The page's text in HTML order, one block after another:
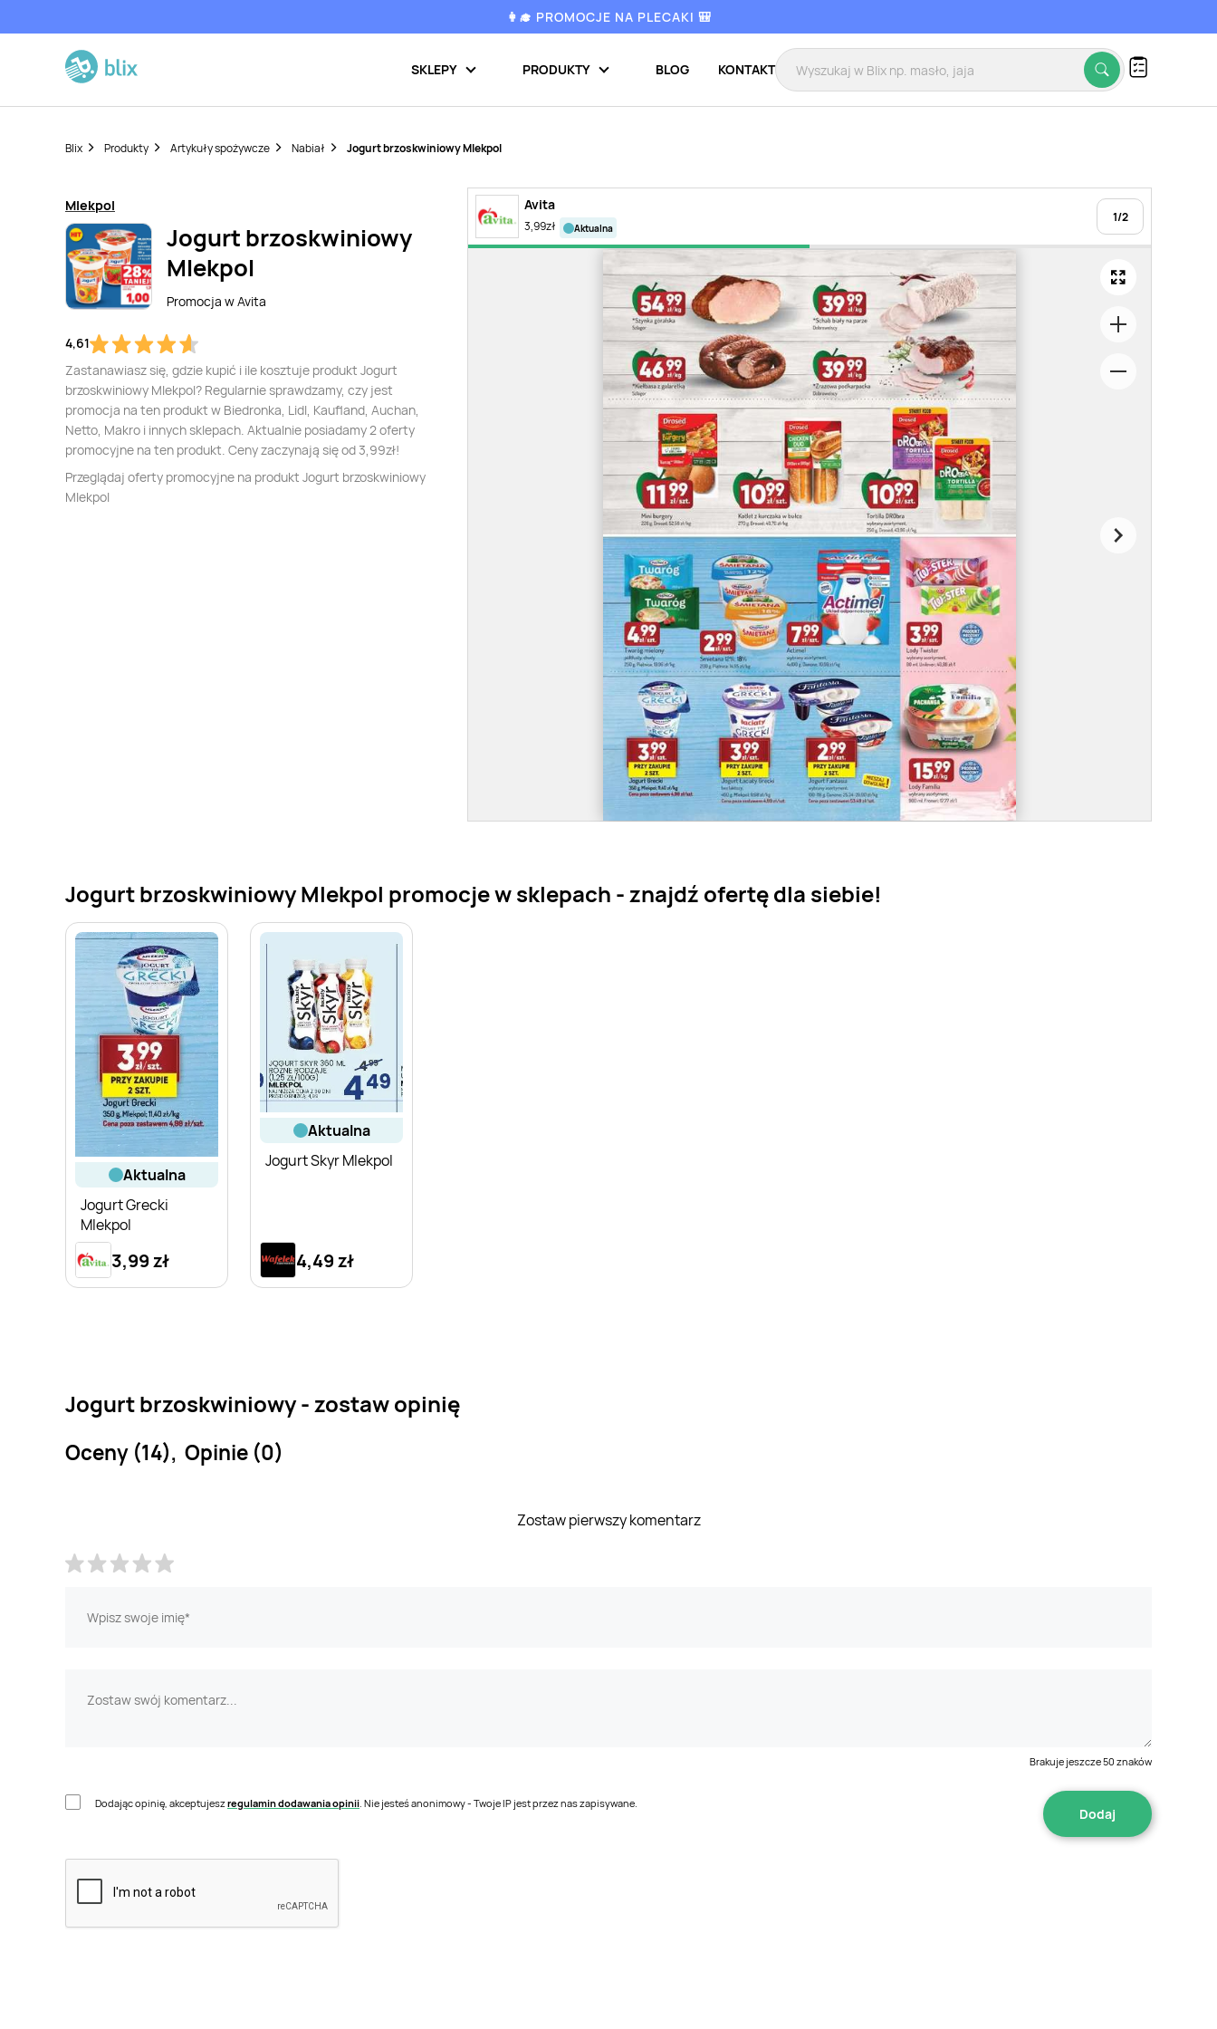
👩‍🎓 PROMOCJE NA PLECAKI 🎒
SKLEPY PRODUKTY BLOG KONTAKT
Blix Produkty Artykuły spożywcze Nabiał Jogurt brzoskwiniowy Mlekpol
Mlekpol
Jogurt brzoskwiniowy
Mlekpol
Promocja wAvita
4,61
Zastanawiasz się, gdzie kupić i ile kosztuje produkt Jogurt
brzoskwiniowy Mlekpol? Regularnie sprawdzamy, czy jest
promocja na ten produkt w Biedronka, Lidl, Kaufland, Auchan,
Netto, Makro i innych sklepach. Aktualnie posiadamy 2 oferty
promocyjne na ten produkt. Ceny zaczynają się od 3,99zł!
Przeglądaj oferty promocyjne na produkt Jogurt brzoskwiniowy
Mlekpol
Avita
3,99zł aktualna
1/2
Jogurt brzoskwiniowy Mlekpol promocje w sklepach - znajdź ofertę dla siebie!
aktualna
Jogurt Grecki
Mlekpol
3,99 zł
aktualna
Jogurt Skyr Mlekpol
4,49 zł
Jogurt brzoskwiniowy - zostaw opinię
Oceny (14), Opinie (0)
Zostaw pierwszy komentarz
Brakuje jeszcze50 znaków
Dodając opinię, akceptujeszregulamin dodawania opinii . Nie jesteś anonimowy - Twoje IP jest przez nas zapisywane.